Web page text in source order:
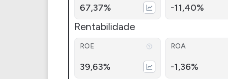
67,37% -11,40%
Rentabilidade
ROE
39,63%
ROA
-1,36%